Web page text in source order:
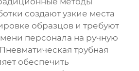
создают узкие места
образцов и требуют
персонала на ручную
трубная
обеспечить